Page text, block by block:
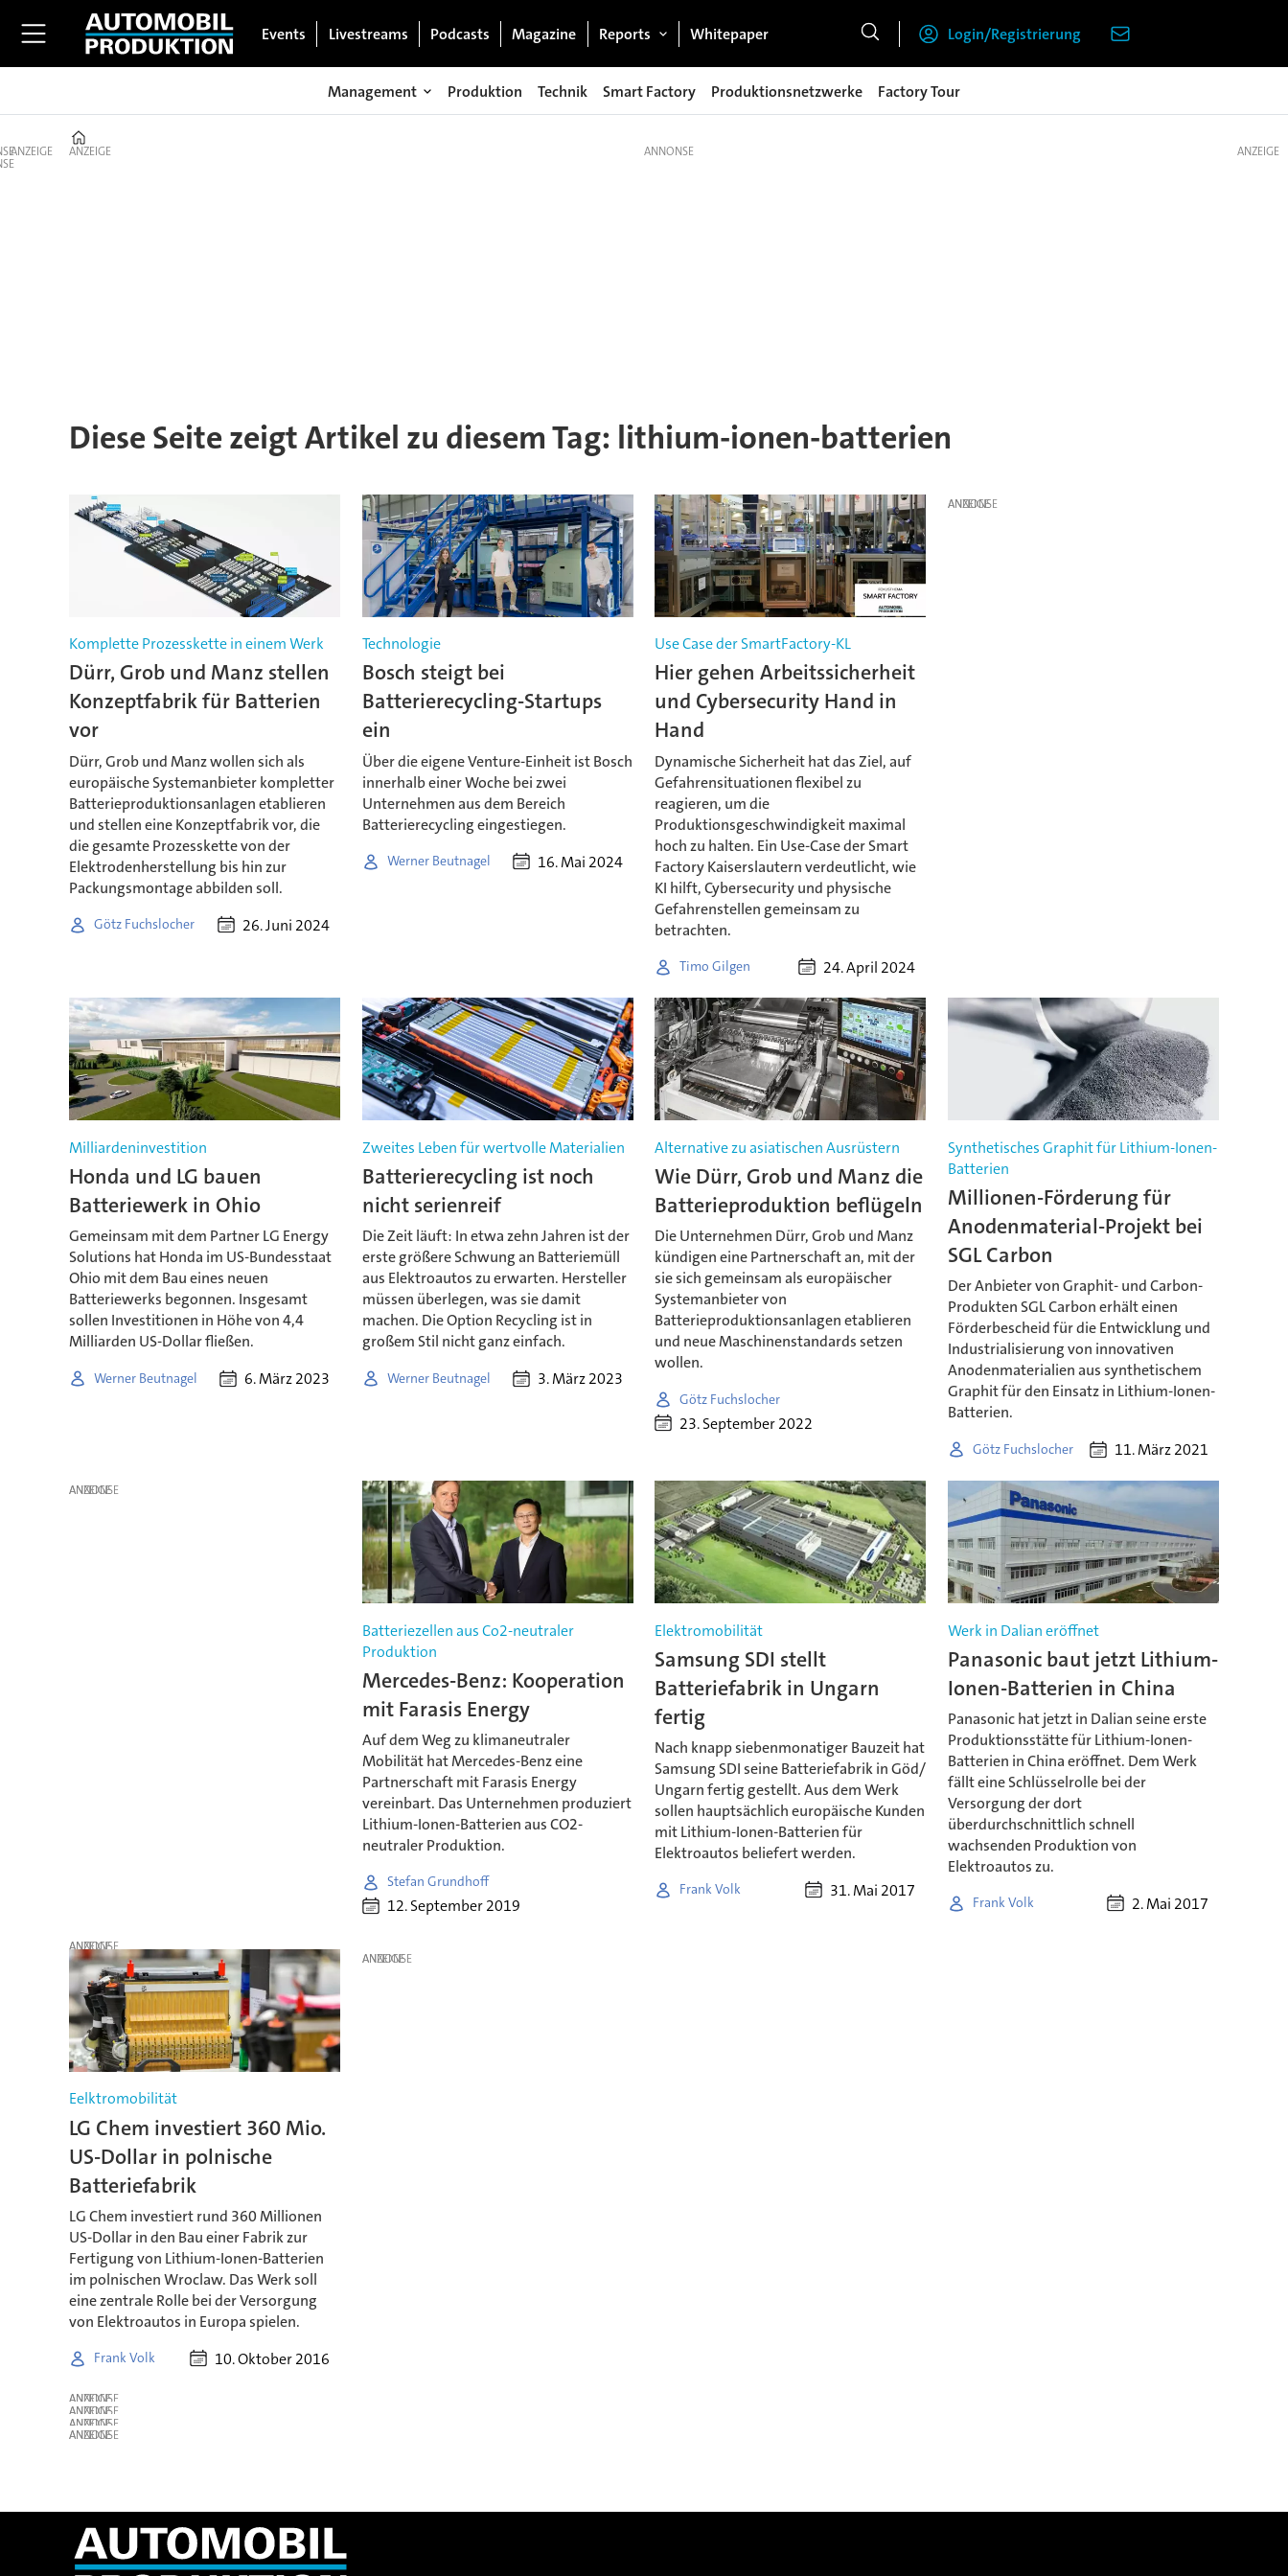
Events Livestreams Podcasts Magazine Reports Whitepaper Login/Registrierung
Management Produktion Technik Smart Factory Produktionsnetzwerke Factory Tour
ANZEIGE ANZEIGE
Diese Seite zeigt Artikel zu diesem Tag: lithium-ionen-batterien
Komplette Prozesskette in einem Werk
Dürr, Grob und Manz stellen
Konzeptfabrik für Batterien
vor
Dürr, Grob und Manz wollen sich als
europäische Systemanbieter kompletter
Batterieproduktionsanlagen etablieren
und stellen eine Konzeptfabrik vor, die
die gesamte Prozesskette von der
Elektrodenherstellung bis hin zur
Packungsmontage abbilden soll.
Götz Fuchslocher 26. Juni 2024
Technologie
Bosch steigt bei
Batterierecycling-Startups
ein
Über die eigene Venture-Einheit ist Bosch
innerhalb einer Woche bei zwei
Unternehmen aus dem Bereich
Batterierecycling eingestiegen.
Werner Beutnagel 16. Mai 2024
Use Case der SmartFactory-KL
Hier gehen Arbeitssicherheit
und Cybersecurity Hand in
Hand
Dynamische Sicherheit hat das Ziel, auf
Gefahrensituationen flexibel zu
reagieren, um die
Produktionsgeschwindigkeit maximal
hoch zu halten. Ein Use-Case der Smart
Factory Kaiserslautern verdeutlicht, wie
KI hilft, Cybersecurity und physische
Gefahrenstellen gemeinsam zu
betrachten.
Timo Gilgen 24. April 2024
ANZEIGE
Milliardeninvestition
Honda und LG bauen
Batteriewerk in Ohio
Gemeinsam mit dem Partner LG Energy
Solutions hat Honda im US-Bundesstaat
Ohio mit dem Bau eines neuen
Batteriewerks begonnen. Insgesamt
sollen Investitionen in Höhe von 4,4
Milliarden US-Dollar fließen.
Werner Beutnagel 6. März 2023
Zweites Leben für wertvolle Materialien
Batterierecycling ist noch
nicht serienreif
Die Zeit läuft: In etwa zehn Jahren ist der
erste größere Schwung an Batteriemüll
aus Elektroautos zu erwarten. Hersteller
müssen überlegen, was sie damit
machen. Die Option Recycling ist in
großem Stil nicht ganz einfach.
Werner Beutnagel 3. März 2023
Alternative zu asiatischen Ausrüstern
Wie Dürr, Grob und Manz die
Batterieproduktion beflügeln
Die Unternehmen Dürr, Grob und Manz
kündigen eine Partnerschaft an, mit der
sie sich gemeinsam als europäischer
Systemanbieter von
Batterieproduktionsanlagen etablieren
und neue Maschinenstandards setzen
wollen.
Götz Fuchslocher
23. September 2022
Synthetisches Graphit für Lithium-Ionen-
Batterien
Millionen-Förderung für
Anodenmaterial-Projekt bei
SGL Carbon
Der Anbieter von Graphit- und Carbon-
Produkten SGL Carbon erhält einen
Förderbescheid für die Entwicklung und
Industrialisierung von innovativen
Anodenmaterialien aus synthetischem
Graphit für den Einsatz in Lithium-Ionen-
Batterien.
Götz Fuchslocher 11. März 2021
ANZEIGE
Batteriezellen aus Co2-neutraler
Produktion
Mercedes-Benz: Kooperation
mit Farasis Energy
Auf dem Weg zu klimaneutraler
Mobilität hat Mercedes-Benz eine
Partnerschaft mit Farasis Energy
vereinbart. Das Unternehmen produziert
Lithium-Ionen-Batterien aus CO2-
neutraler Produktion.
Stefan Grundhoff
12. September 2019
Elektromobilität
Samsung SDI stellt
Batteriefabrik in Ungarn
fertig
Nach knapp siebenmonatiger Bauzeit hat
Samsung SDI seine Batteriefabrik in Göd/
Ungarn fertig gestellt. Aus dem Werk
sollen hauptsächlich europäische Kunden
mit Lithium-Ionen-Batterien für
Elektroautos beliefert werden.
Frank Volk 31. Mai 2017
Werk in Dalian eröffnet
Panasonic baut jetzt Lithium-
Ionen-Batterien in China
Panasonic hat jetzt in Dalian seine erste
Produktionsstätte für Lithium-Ionen-
Batterien in China eröffnet. Dem Werk
fällt eine Schlüsselrolle bei der
Versorgung der dort
überdurchschnittlich schnell
wachsenden Produktion von
Elektroautos zu.
Frank Volk 2. Mai 2017
ANZEIGE
Eelktromobilität
LG Chem investiert 360 Mio.
US-Dollar in polnische
Batteriefabrik
LG Chem investiert rund 360 Millionen
US-Dollar in den Bau einer Fabrik zur
Fertigung von Lithium-Ionen-Batterien
im polnischen Wroclaw. Das Werk soll
eine zentrale Rolle bei der Versorgung
von Elektroautos in Europa spielen.
Frank Volk 10. Oktober 2016
ANZEIGE
ANZEIGE
ANZEIGE
ANZEIGE
ANZEIGE
ANZEIGE